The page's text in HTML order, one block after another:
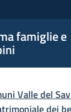
famiglie e
Valle del
dei